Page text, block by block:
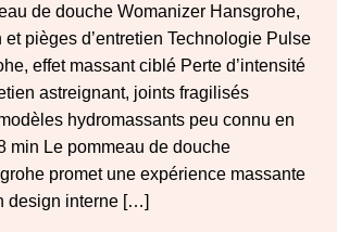
de douche Womanizer Hansgrohe,
pièges d’entretien Technologie Pulse
effet massant ciblé Perte d’intensité
astreignant, joints fragilisés
hydromassants peu connu en
min Le pommeau de douche
promet une expérience massante
design interne […]